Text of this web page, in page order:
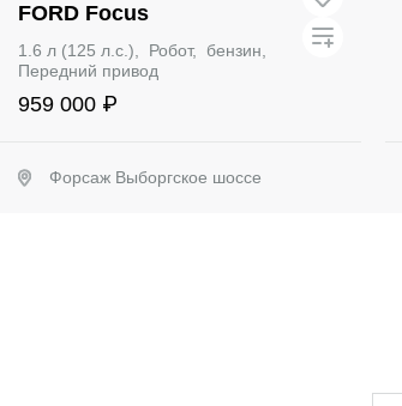
FORD Focus
1.6 л (125 л.с.), Робот, бензин,
Передний привод
959 000 ₽
Форсаж Выборгское шоссе